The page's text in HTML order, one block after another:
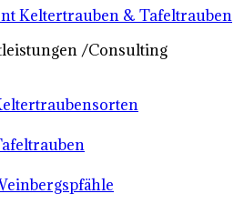
Keltertrauben & Tafeltrauben
/Consulting